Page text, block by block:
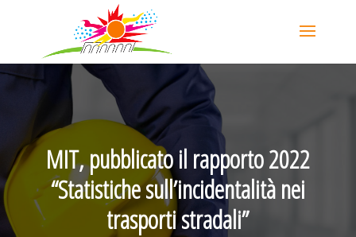
MIT, pubblicato il rapporto 2022
“Statistiche sull’incidentalità nei
trasporti stradali”